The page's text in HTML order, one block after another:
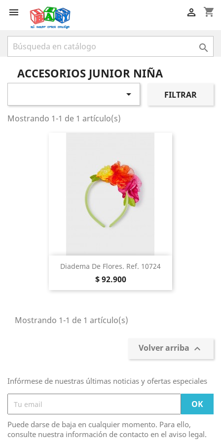
 shopping_cart


ACCESORIOS JUNIOR NIÑA
 FILTRAR
Mostrando 1-1 de 1 artículo(s)
Diadema De Flores. Ref. 10724
Precio
$ 92.900
Mostrando 1-1 de 1 artículo(s)
Volver arriba 
Infórmese de nuestras últimas noticias y ofertas especiales
Puede darse de baja en cualquier momento. Para ello,
consulte nuestra información de contacto en el aviso legal.